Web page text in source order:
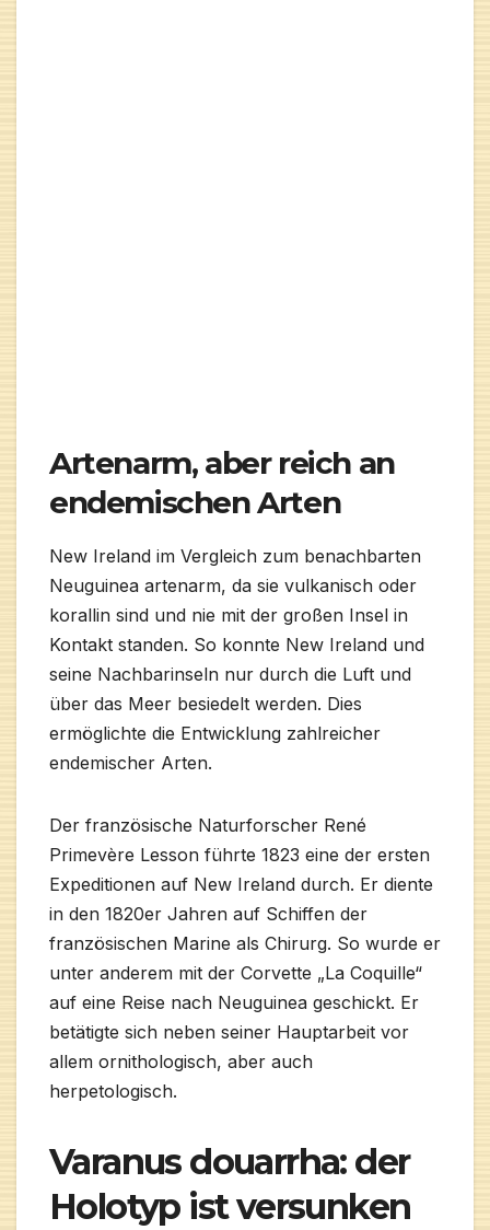
Artenarm, aber reich an
endemischen Arten
New Ireland im Vergleich zum benachbarten
Neuguinea artenarm, da sie vulkanisch oder
korallin sind und nie mit der großen Insel in
Kontakt standen. So konnte New Ireland und
seine Nachbarinseln nur durch die Luft und
über das Meer besiedelt werden. Dies
ermöglichte die Entwicklung zahlreicher
endemischer Arten.
Der französische Naturforscher René
Primevère Lesson führte 1823 eine der ersten
Expeditionen auf New Ireland durch. Er diente
in den 1820er Jahren auf Schiffen der
französischen Marine als Chirurg. So wurde er
unter anderem mit der Corvette „La Coquille“
auf eine Reise nach Neuguinea geschickt. Er
betätigte sich neben seiner Hauptarbeit vor
allem ornithologisch, aber auch
herpetologisch.
Varanus douarrha: der
Holotyp ist versunken